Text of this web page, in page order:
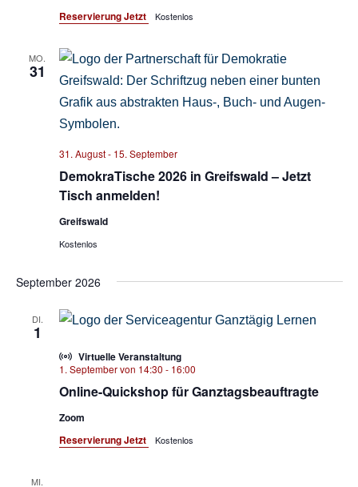
Reservierung Jetzt Kostenlos
MO.
31
DemokraTische 2026 in Greifswald – Jetzt
Tisch anmelden!
31. August- 15. September
Greifswald
Kostenlos
September 2026
DI.
1
Online-Quickshop für Ganztagsbeauftragte
1. September von 14:30 - 16:00
Zoom
Virtuelle Veranstaltung
Reservierung Jetzt Kostenlos
MI.